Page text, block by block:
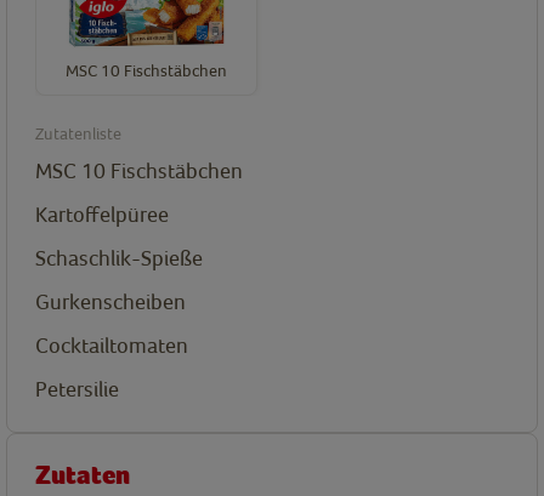
MSC 10 Fischstäbchen
Zutatenliste
MSC 10 Fischstäbchen
Kartoffelpüree
Schaschlik-Spieße
Gurkenscheiben
Cocktailtomaten
Petersilie
Zutaten